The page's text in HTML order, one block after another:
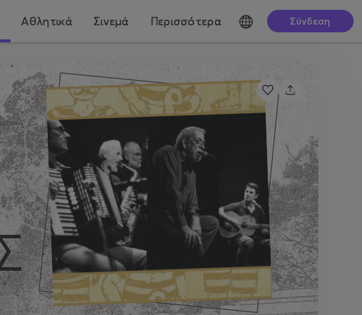
Αθλητικά Σινεμά Περισσότερα Σύνδεση